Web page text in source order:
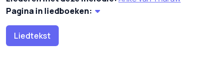
Pagina in liedboeken:
Liedtekst